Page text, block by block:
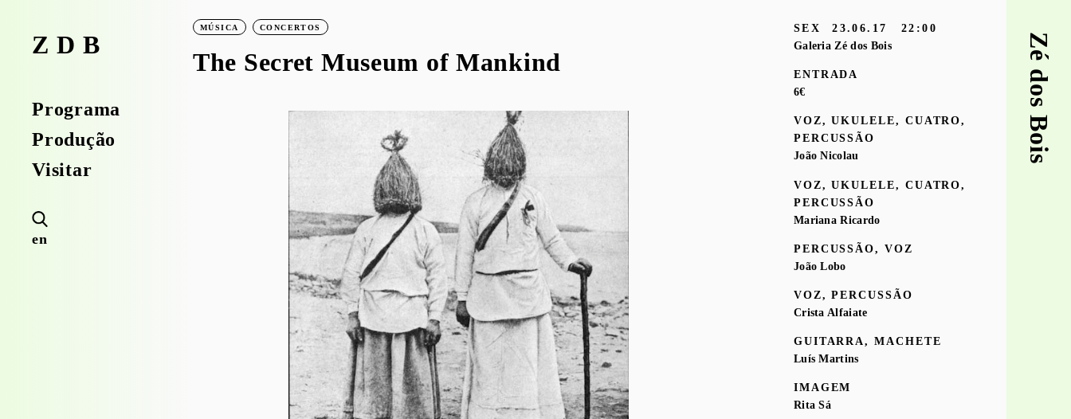
ZDB
Programa
Produção
Visitar
en
Zé dos Bois
MÚSICA CONCERTOS
The Secret Museum of Mankind
SEX 23.06.17
22:00
Galeria Zé dos Bois
ENTRADA
6€
VOZ, UKULELE, CUATRO,
PERCUSSÃO
João Nicolau
VOZ, UKULELE, CUATRO,
PERCUSSÃO
Mariana Ricardo
PERCUSSÃO, VOZ
João Lobo
VOZ, PERCUSSÃO
Crista Alfaiate
GUITARRA, MACHETE
Luís Martins
IMAGEM
Rita Sá